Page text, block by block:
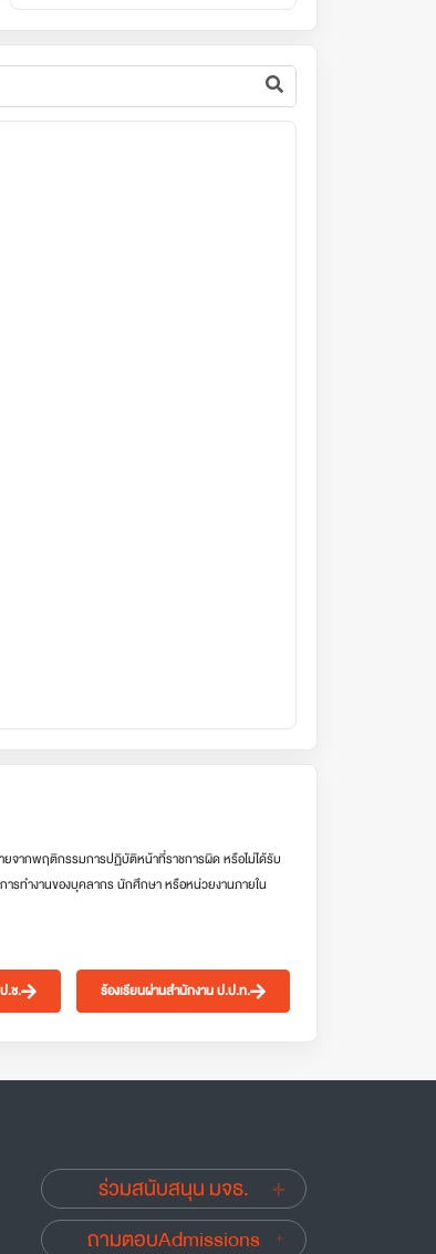
ยจากพฤติกรรมการปฏิบัติหน้าที่ราชการผิด หรือไม่ได้รับ
รทำงานของบุคลากร นักศึกษา หรือหน่วยงานภายใน
.ช. ร้องเรียนผ่านสำนักงาน ป.ป.ท.
ร่วมสนับสนุน มจธ.
ถามตอบAdmissions